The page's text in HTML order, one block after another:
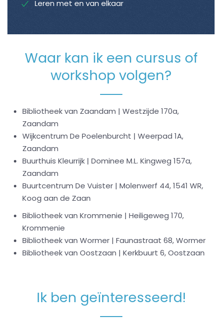
Leren met en van elkaar
Waar kan ik een cursus of
workshop volgen?
Bibliotheek van Zaandam | Westzijde 170a,
Zaandam
Wijkcentrum De Poelenburcht | Weerpad 1A,
Zaandam
Buurthuis Kleurrijk | Dominee M.L. Kingweg 157a,
Zaandam
Buurtcentrum De Vuister | Molenwerf 44, 1541 WR,
Koog aan de Zaan
Bibliotheekvan Krommenie | Heiligeweg 170,
Krommenie
Bibliotheek van Wormer | Faunastraat 68, Wormer
Bibliotheek van Oostzaan | Kerkbuurt 6, Oostzaan
Ik ben geïnteresseerd!